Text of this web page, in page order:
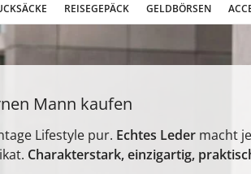
REISEGEPÄCK GELDBÖRSEN
Mann kaufen
Lifestyle pur. Echtes Leder macht
Charakterstark, einzigartig,